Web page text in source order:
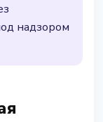
надзором